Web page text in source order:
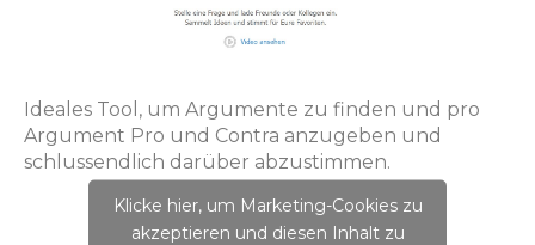
Ideales Tool, um Argumente zu finden und pro
Argument Pro und Contra anzugeben und
schlussendlich darüber abzustimmen.
Klicke hier, um Marketing-Cookies zu
akzeptieren und diesen Inhalt zu